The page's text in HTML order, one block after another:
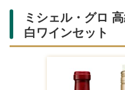
ミシェル・グロ
白ワインセット